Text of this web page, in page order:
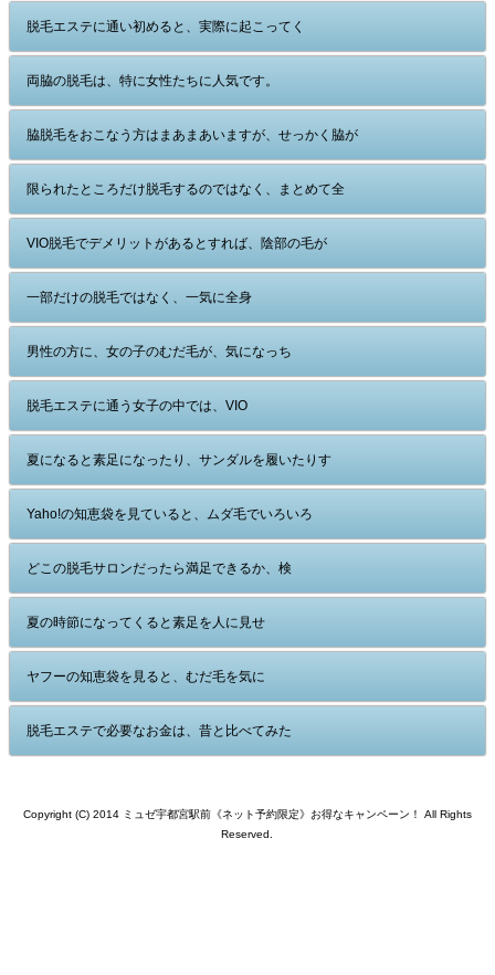
脱毛エステに通い初めると、実際に起こってく
両脇の脱毛は、特に女性たちに人気です。
脇脱毛をおこなう方はまあまあいますが、せっかく脇が
限られたところだけ脱毛するのではなく、まとめて全
VIO脱毛でデメリットがあるとすれば、陰部の毛が
一部だけの脱毛ではなく、一気に全身
男性の方に、女の子のむだ毛が、気になっち
脱毛エステに通う女子の中では、VIO
夏になると素足になったり、サンダルを履いたりす
Yaho!の知恵袋を見ていると、ムダ毛でいろいろ
どこの脱毛サロンだったら満足できるか、検
夏の時節になってくると素足を人に見せ
ヤフーの知恵袋を見ると、むだ毛を気に
脱毛エステで必要なお金は、昔と比べてみた
Copyright (C) 2014 ミュゼ宇都宮駅前《ネット予約限定》お得なキャンペーン！ All Rights
Reserved.